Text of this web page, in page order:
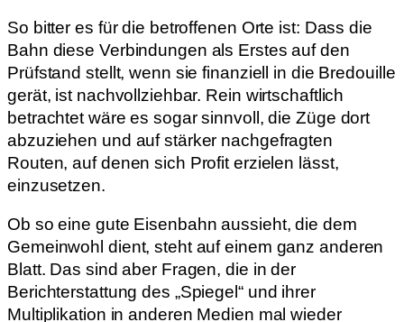
So bitter es für die betroffenen Orte ist: Dass die
Bahn diese Verbindungen als Erstes auf den
Prüfstand stellt, wenn sie finanziell in die Bredouille
gerät, ist nachvollziehbar. Rein wirtschaftlich
betrachtet wäre es sogar sinnvoll, die Züge dort
abzuziehen und auf stärker nachgefragten
Routen, auf denen sich Profit erzielen lässt,
einzusetzen.
Ob so eine gute Eisenbahn aussieht, die dem
Gemeinwohl dient, steht auf einem ganz anderen
Blatt. Das sind aber Fragen, die in der
Berichterstattung des „Spiegel“ und ihrer
Multiplikation in anderen Medien mal wieder